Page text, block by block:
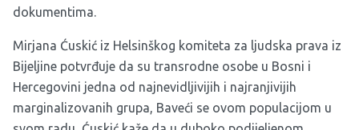
dokumentima.
Mirjana Ćuskić iz Helsinškog komiteta za ljudska prava iz
Bijeljine potvrđuje da su transrodne osobe u Bosni i
Hercegovini jedna od najnevidljivijih i najranjivijih
marginalizovanih grupa, Baveći se ovom populacijom u